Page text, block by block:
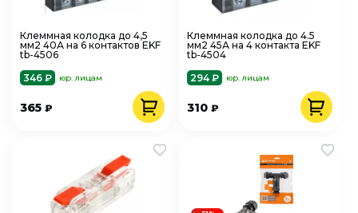
Клеммная колодка до 4,5
мм2 40А на 6 контактов EKF
tb-4506
346 ₽
юр. лицам
365 ₽
Клеммная колодка до 4.5
мм2 45А на 4 контакта EKF
tb-4504
294 ₽
юр. лицам
310₽